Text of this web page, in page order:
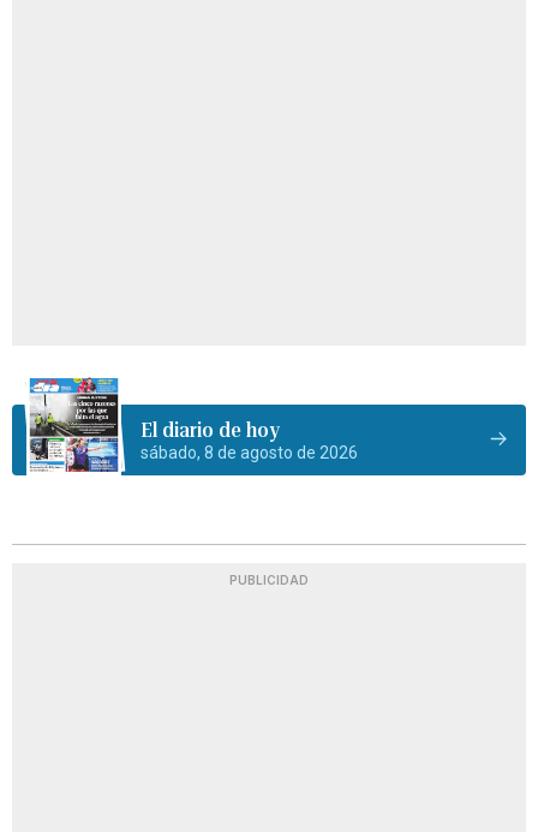
El diario de hoy
sábado, 8 de agosto de 2026
PUBLICIDAD